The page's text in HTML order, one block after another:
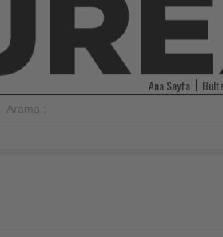
Ana Sayfa